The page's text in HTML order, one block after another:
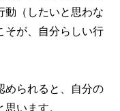
動（したいと思わな
そが、自分らしい行
められると、自分の
います。